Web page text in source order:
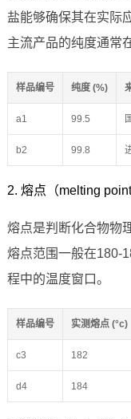
盐能够确保其在实际
主流产品的纯度通常
样品编号 纯度 (%)
a1 99.5
b2 99.8
2. 熔点（melting point
熔点是判断化合物物
熔点范围一般在180-
程中的温度窗口。
样品编号 实测熔点 (°c)
c3 182
d4 184